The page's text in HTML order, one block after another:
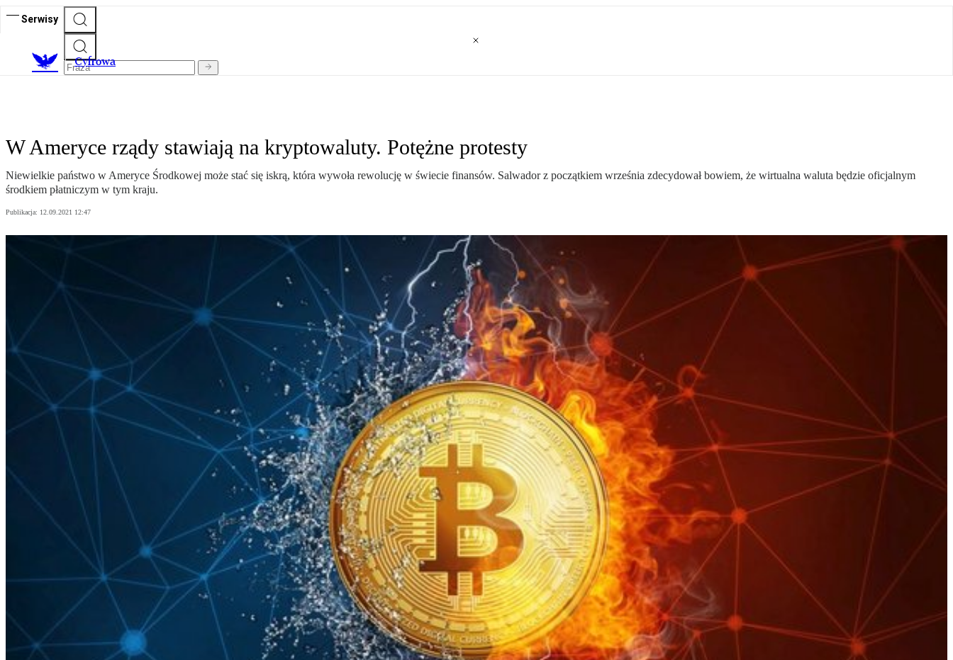
Serwisy
Cyfrowa
W Ameryce rządy stawiają na kryptowaluty. Potężne protesty
Niewielkie państwo w Ameryce Środkowej może stać się iskrą, która wywoła rewolucję w świecie finansów. Salwador z początkiem września zdecydował bowiem, że wirtualna waluta będzie oficjalnym
środkiem płatniczym w tym kraju.
Publikacja: 12.09.2021 12:47